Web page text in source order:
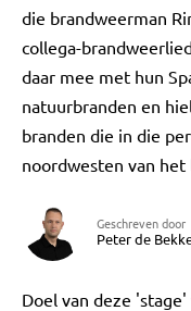
die brandweerman
collega-
daar mee met hun
natuurbranden en
branden die in die
noordwesten van het
Geschreven door
Peter de
Doel van deze